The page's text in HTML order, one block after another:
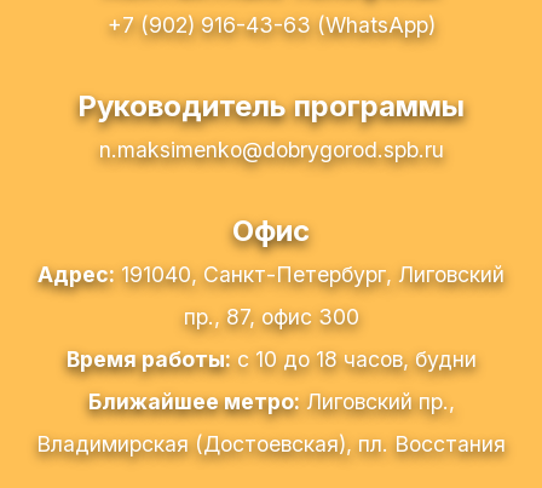
+7 (902) 916-43-63 (WhatsApp)
Руководитель программы
n.maksimenko@dobrygorod.spb.ru
Офис
Адрес: 191040, Санкт-Петербург, Лиговский
пр., 87, офис 300
Время работы:с 10 до 18 часов, будни
Ближайшее метро:Лиговский пр.,
Владимирская (Достоевская), пл. Восстания